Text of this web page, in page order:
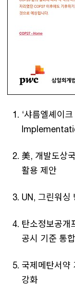
‘샤름엘셰이
美, 개발도상
활용 제안
UN, 그린워싱
탄소정보공개
공시 기준 통합
국제메탄서약
강화